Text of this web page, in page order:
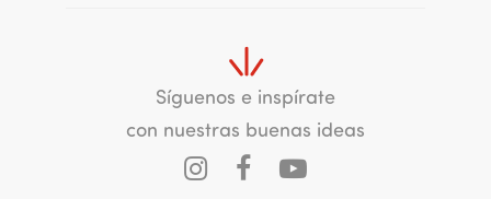
Síguenos e inspírate
con nuestras buenas ideas